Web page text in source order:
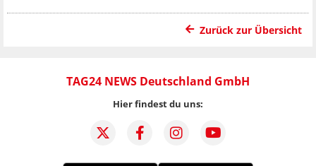
Zurück zur Übersicht
TAG24 NEWS Deutschland GmbH
Hier findest du uns: